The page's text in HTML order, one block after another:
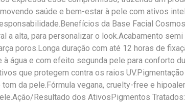
saúde e bem-estar à pele com ativos
da Base Facial
a alta, para personalizar o look.Acabamento
poros.Longa duração com até 12 horas de
água e com efeito segunda pele para conforto
que protegem contra os raios
da pele.Fórmula vegana, cruelty-free e
Resultado dos AtivosPigmentos